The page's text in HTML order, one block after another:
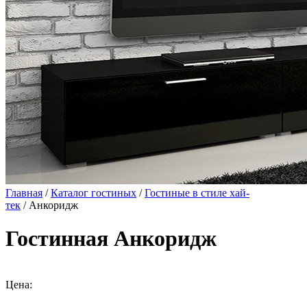
Главная /Каталог гостиных /Гостиные в стиле хай-
тек / Анкоридж
Гостинная Анкоридж
Цена: